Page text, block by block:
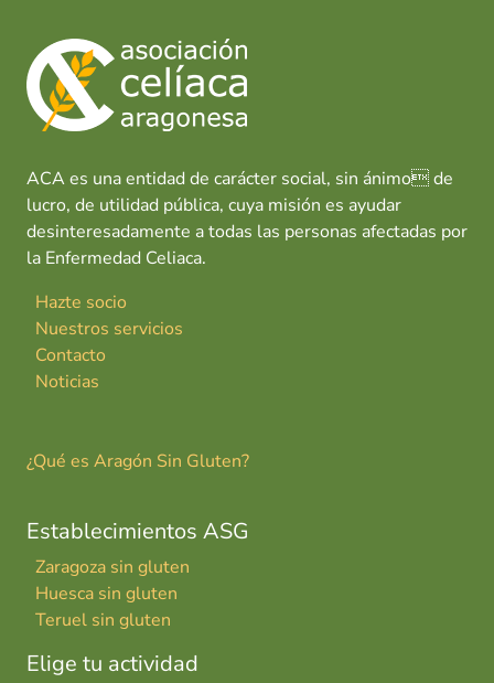
ACA es una entidad de carácter social, sin ánimo de
lucro, de utilidad pública, cuya misión es ayudar
desinteresadamente a todas las personas afectadas por
la Enfermedad Celiaca.
Hazte socio
Nuestros servicios
Contacto
Noticias
¿Qué es Aragón Sin Gluten?
Establecimientos ASG
Zaragoza sin gluten
Huesca sin gluten
Teruel sin gluten
Elige tu actividad